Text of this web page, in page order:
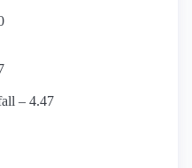
– 4.47